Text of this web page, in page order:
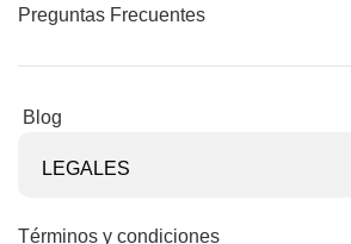
Preguntas Frecuentes
Blog
LEGALES
Términos y condiciones